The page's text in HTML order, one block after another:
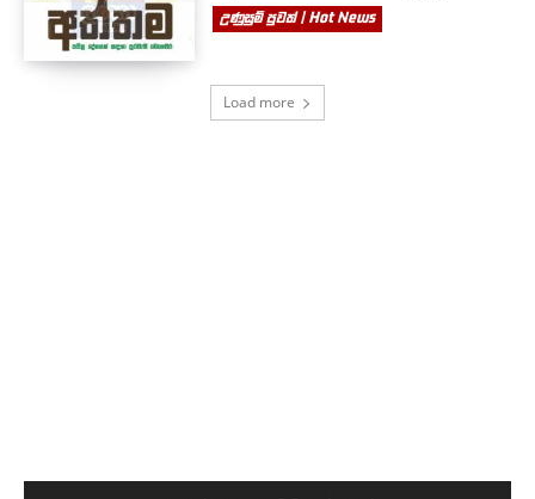
උණුසුම් පුවත් | Hot News
Load more